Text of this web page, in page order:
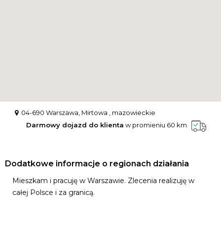
04-690 Warszawa, Mirtowa , mazowieckie
Darmowy dojazd do klienta w promieniu 60 km
Dodatkowe informacje o regionach działania
Mieszkam i pracuję w Warszawie. Zlecenia realizuję w
całej Polsce i za granicą.